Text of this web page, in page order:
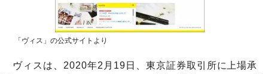
「ヴィス」の公式サイトより
ヴィスは、2020年2月19日、東京証券取引所に上場承